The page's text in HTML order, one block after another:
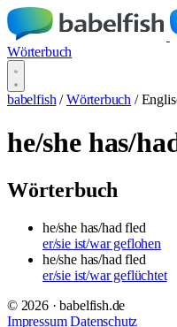
Wörterbuch
babelfish / Wörterbuch /
he/she has/
Wörterbuch
he/she has/had fled
er/sie ist/war geflohen
he/she has/had fled
er/sie ist/war geflüchtet
© 2026 · babelfish.de
Impressum Datenschutz